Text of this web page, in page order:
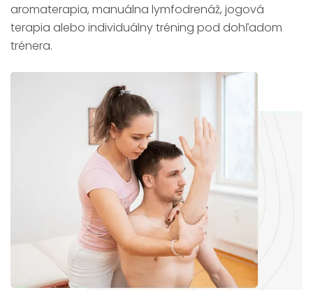
aromaterapia, manuálna lymfodrenáž, jogová
terapia alebo individuálny tréning pod dohľadom
trénera.